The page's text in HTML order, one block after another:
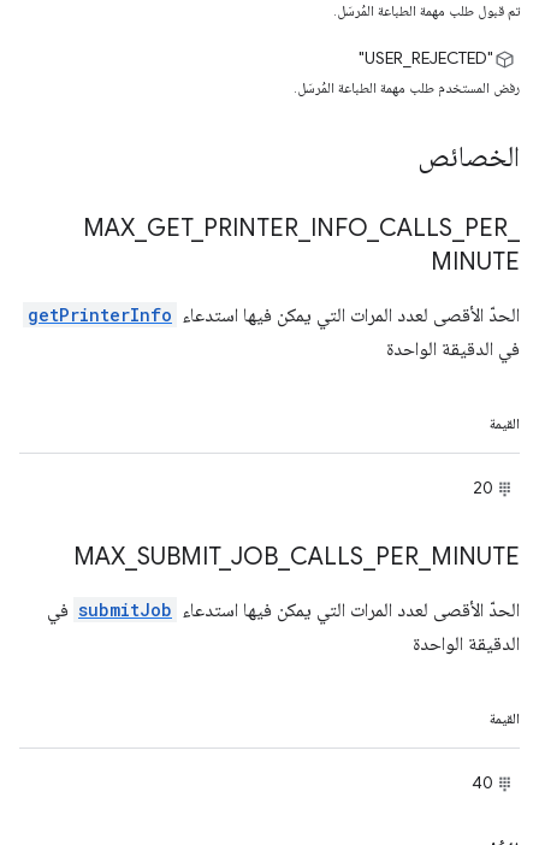
تم قبول طلب مهمة الطباعة المُرسَل.
"USER_REJECTED"
رفض المستخدم طلب مهمة الطباعة المُرسَل.
الخصائص
MAX GET_ PRINTER INFO CALLS PER
MINUTE
الحدّ الأقصى لعدد المرات التي يمكن فيها استدعاء getPrinterInfo
في الدقيقة الواحدة
القيمة
20
MAX SUBMIT_ JOB CALLS PER MINUTE
الحدّ الأقصى لعدد المرات التي يمكن فيها استدعاء submitJob في
الدقيقة الواحدة
القيمة
40